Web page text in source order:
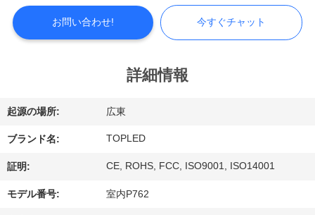
ョ
ー
達
に
つ
い
お問い合わせ! 今すぐチャット
詳細情報
起源の場所: 広東
ブランド名: TOPLED
証明: CE, ROHS, FCC, ISO9001, ISO14001
モデル番号: 室内P762